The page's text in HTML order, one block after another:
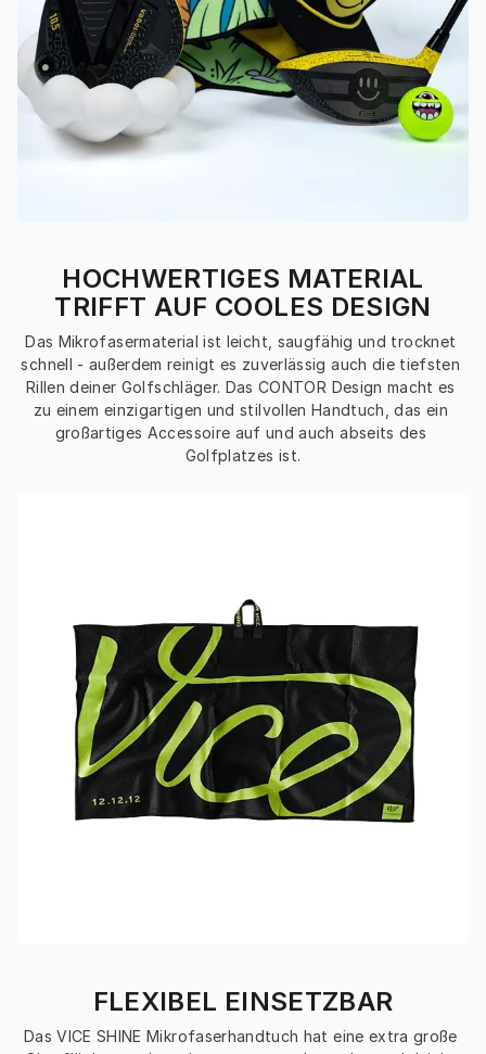
HOCHWERTIGES MATERIAL
TRIFFT AUF COOLES DESIGN
Das Mikrofasermaterial ist leicht, saugfähig und trocknet
schnell - außerdem reinigt es zuverlässig auch die tiefsten
Rillen deiner Golfschläger. Das CONTOR Design macht es
zu einem einzigartigen und stilvollen Handtuch, das ein
großartiges Accessoire auf und auch abseits des
Golfplatzes ist.
FLEXIBEL EINSETZBAR
Das VICE SHINE Mikrofaserhandtuch hat eine extra große